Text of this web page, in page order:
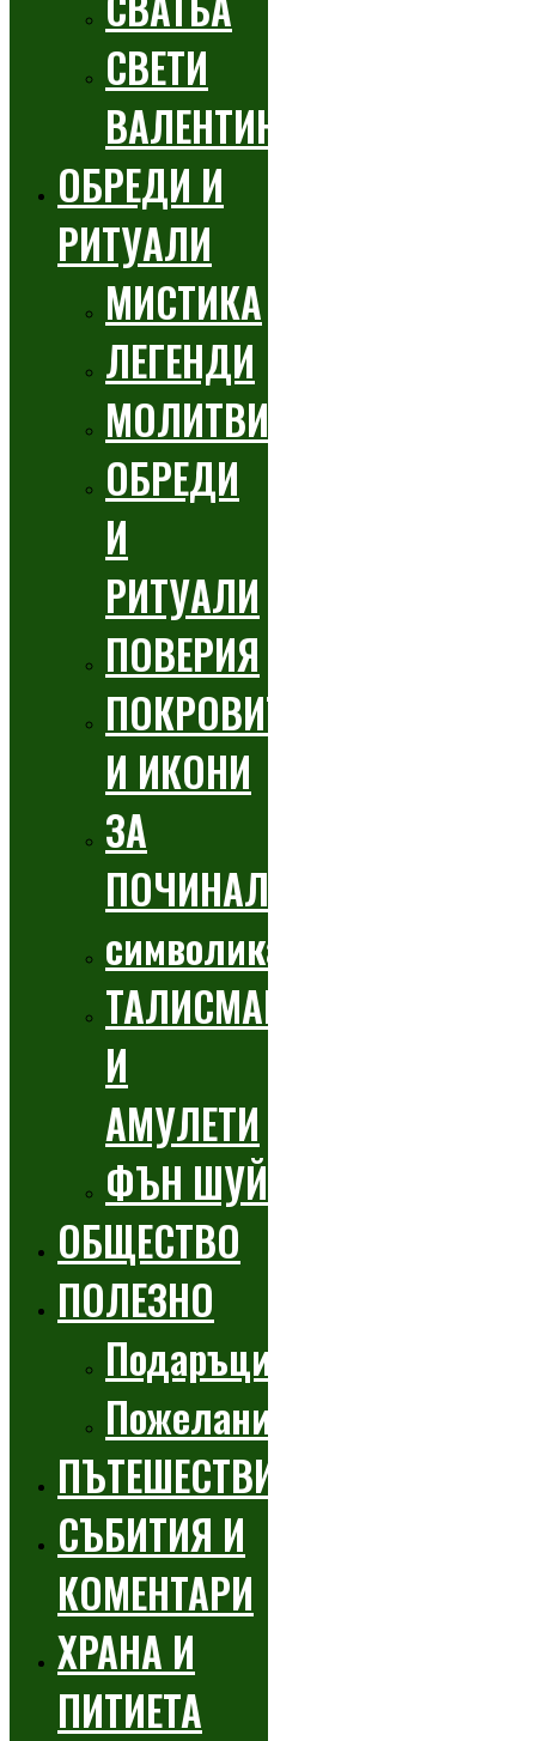
СВЕТИ
ВАЛЕНТИН
ОБРЕДИ И
РИТУАЛИ
МИСТИКА
ЛЕГЕНДИ
МОЛИТВИ
ОБРЕДИ
И
РИТУАЛИ
ПОВЕРИЯ
ПОКРОВИТЕЛИ
И ИКОНИ
ЗА
ПОЧИНАЛИТЕ
символика
ТАЛИСМАНИ
И
АМУЛЕТИ
ФЪН ШУЙ
ОБЩЕСТВО
ПОЛЕЗНО
Подаръци
Пожелания
ПЪТЕШЕСТВИЯ
СЪБИТИЯ И
КОМЕНТАРИ
ХРАНА И
ПИТИЕТА